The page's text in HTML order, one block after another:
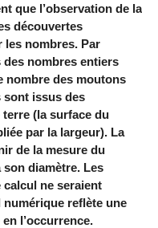
que l’observation de la
découvertes
les nombres. Par
nombres entiers
nombre des moutons
sont issus des
(la surface du
par la largeur). La
de la mesure du
diamètre. Les
ne seraient
reflète une
l’occurrence.